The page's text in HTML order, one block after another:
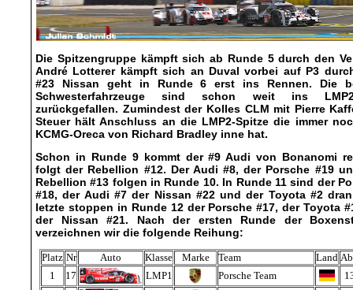
Die Spitzengruppe kämpft sich ab Runde 5 durch den
André Lotterer kämpft sich an Duval vorbei auf P3
#23 Nissan geht in Runde 6 erst ins Rennen. Die
Schwesterfahrzeuge sind schon weit ins
zurückgefallen. Zumindest der Kolles CLM mit Pierre
Steuer hält Anschluss an die LMP2-Spitze die immer
KCMG-Oreca von Richard Bradley inne hat.
Schon in Runde 9 kommt der #9 Audi von Bonanomi
folgt der Rebellion #12. Der Audi #8, der Porsche #19
Rebellion #13 folgen in Runde 10. In Runde 11 sind der
#18, der Audi #7 der Nissan #22 und der Toyota #2
letzte stoppen in Runde 12 der Porsche #17, der Toyota
der Nissan #21. Nach der ersten Runde der
verzeichnen wir die folgende Reihung:
Platz Nr Auto Klasse Marke Team Land
1
17 LMP1 Porsche Team